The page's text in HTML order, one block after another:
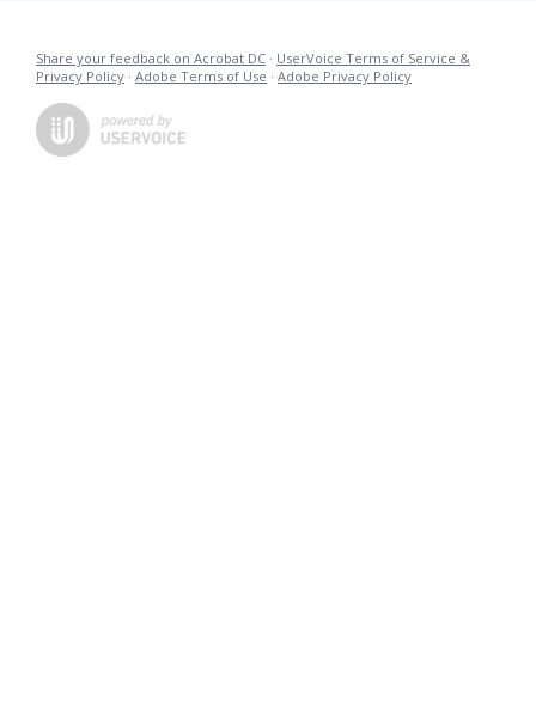
Share your feedback on Acrobat DC · UserVoice Terms of Service &
Privacy Policy · Adobe Terms of Use · Adobe Privacy Policy